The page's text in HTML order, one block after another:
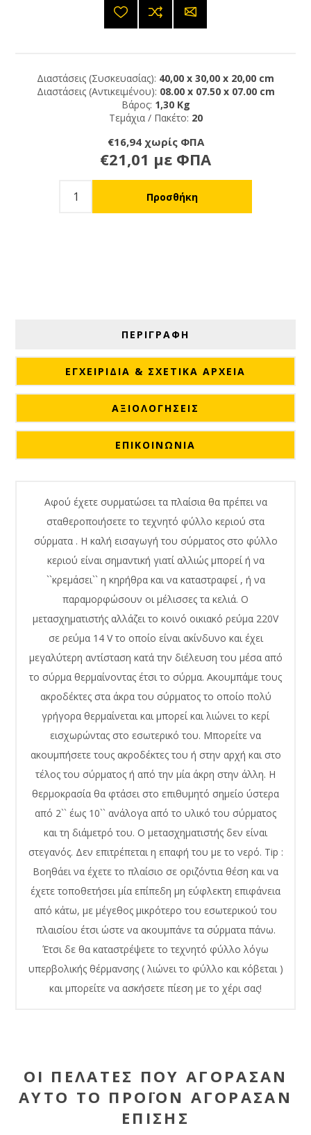
Διαστάσεις (Συσκευασίας): 40,00 x 30,00 x 20,00 cm
Διαστάσεις (Αντικειμένου): 08.00 x 07.50 x 07.00 cm
Βάρος: 1,30 Kg
Τεμάχια / Πακέτο: 20
€16,94 χωρίς ΦΠΑ
€21,01 με ΦΠΑ
ΠΕΡΙΓΡΑΦΗ
ΕΓΧΕΙΡΊΔΙΑ & ΣΧΕΤΙΚΆ ΑΡΧΕΊΑ
ΑΞΙΟΛΟΓΉΣΕΙΣ
ΕΠΙΚΟΙΝΩΝΙΑ
Αφού έχετε συρματώσει τα πλαίσια θα πρέπει να
σταθεροποιήσετε το τεχνητό φύλλο κεριού στα
σύρματα . Η καλή εισαγωγή του σύρματος στο φύλλο
κεριού είναι σημαντική γιατί αλλιώς μπορεί ή να
``κρεμάσει`` η κηρήθρα και να καταστραφεί , ή να
παραμορφώσουν οι μέλισσες τα κελιά. Ο
μετασχηματιστής αλλάζει το κοινό οικιακό ρεύμα 220V
σε ρεύμα 14 V το οποίο είναι ακίνδυνο και έχει
μεγαλύτερη αντίσταση κατά την διέλευση του μέσα από
το σύρμα θερμαίνοντας έτσι το σύρμα. Ακουμπάμε τους
ακροδέκτες στα άκρα του σύρματος το οποίο πολύ
γρήγορα θερμαίνεται και μπορεί και λιώνει το κερί
εισχωρώντας στο εσωτερικό του. Μπορείτε να
ακουμπήσετε τους ακροδέκτες του ή στην αρχή και στο
τέλος του σύρματος ή από την μία άκρη στην άλλη. Η
θερμοκρασία θα φτάσει στο επιθυμητό σημείο ύστερα
από 2`` έως 10`` ανάλογα από το υλικό του σύρματος
και τη διάμετρό του. Ο μετασχηματιστής δεν είναι
στεγανός. Δεν επιτρέπεται η επαφή του με το νερό. Tip :
Βοηθάει να έχετε το πλαίσιο σε οριζόντια θέση και να
έχετε τοποθετήσει μία επίπεδη μη εύφλεκτη επιφάνεια
από κάτω, με μέγεθος μικρότερο του εσωτερικού του
πλαισίου έτσι ώστε να ακουμπάνε τα σύρματα πάνω.
Έτσι δε θα καταστρέψετε το τεχνητό φύλλο λόγω
υπερβολικής θέρμανσης ( λιώνει το φύλλο και κόβεται )
και μπορείτε να ασκήσετε πίεση με το χέρι σας!
ΟΙ ΠΕΛΆΤΕΣ ΠΟΥ ΑΓΌΡΑΣΑΝ
ΑΥΤΌ ΤΟ ΠΡΟΪΌΝ ΑΓΌΡΑΣΑΝ
ΕΠΊΣΗΣ